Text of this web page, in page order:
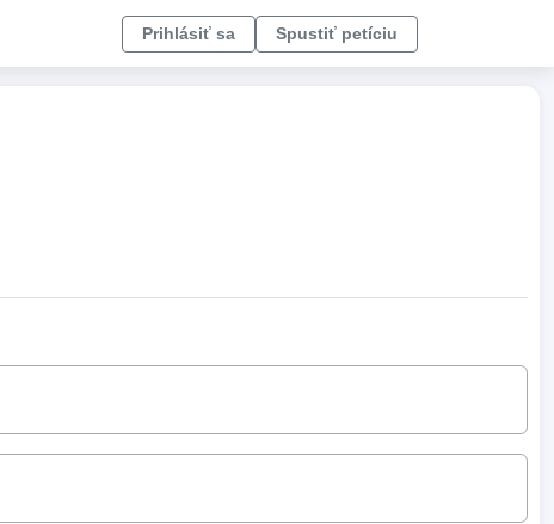
Prihlásiť sa Spustiť petíciu